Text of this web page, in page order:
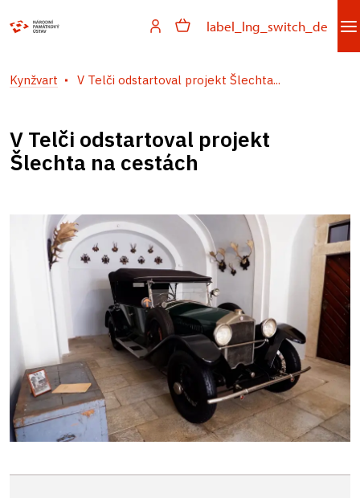
label_lng_switch_de
Kynžvart V Telči odstartoval projekt Šlechta...
V Telči odstartoval projekt
Šlechta na cestách